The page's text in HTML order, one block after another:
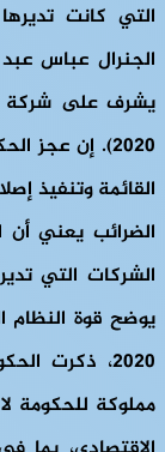
التي كانت
الجنرال عباس عبد
يشرف على شركة
2020). إن عجز
القائمة وتنفيذ
الضرائب يعني أن
الشركات التي
يوضح قوة النظام
مملوكة للحكومة